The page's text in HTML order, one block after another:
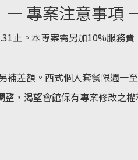
— 專案注意事項
止。本專案需另加10%服務費
差額。西式個人套餐限週一
，渴望會館保有專案修改之權